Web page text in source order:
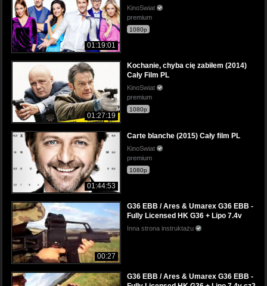
01:19:01
KinoSwiat
premium
1080p
01:27:19
Kochanie, chyba cię zabiłem (2014)
Cały Film PL
KinoSwiat
premium
1080p
01:44:53
Carte blanche (2015) Cały film PL
KinoSwiat
premium
1080p
00:27
G36 EBB / Ares & Umarex G36 EBB -
Fully Licensed HK G36 + Lipo 7.4v
Inna strona instruktażu
G36 EBB / Ares & Umarex G36 EBB -